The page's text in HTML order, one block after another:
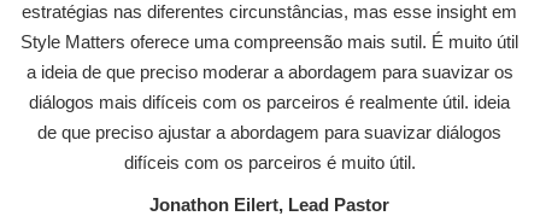
estratégias nas diferentes circunstâncias, mas esse insight em
Style Matters oferece uma compreensão mais sutil. É muito útil
a ideia de que preciso moderar a abordagem para suavizar os
diálogos mais difíceis com os parceiros é realmente útil. ideia
de que preciso ajustar a abordagem para suavizar diálogos
difíceis com os parceiros é muito útil.
Jonathon Eilert, Lead Pastor